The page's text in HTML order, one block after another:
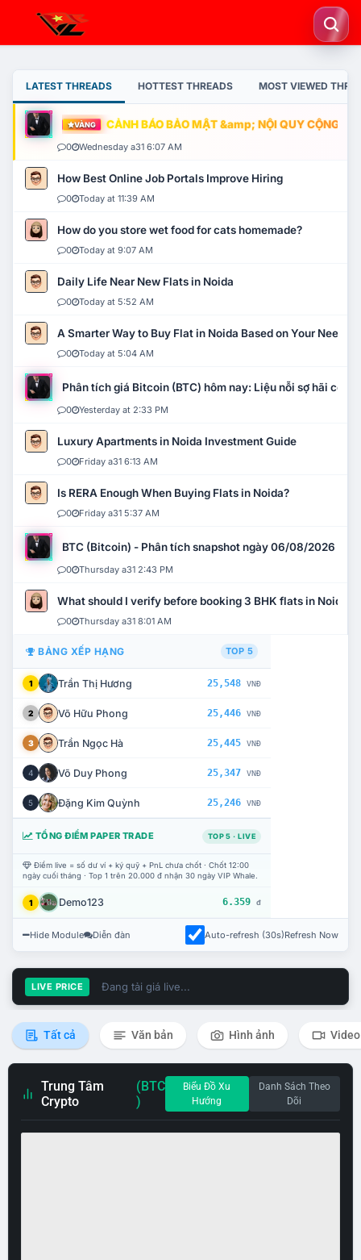
LATEST THREADS HOTTEST THREADS MOST VIEWED
VÀNG CẢNH BÁO BẢO MẬT &amp; NỘI QUY CỘNG
0 Wednesday a31 6:07 AM
How Best Online Job Portals Improve Hiring
0 Today at 11:39 AM
How do you store wet food for cats homemade?
0 Today at 9:07 AM
Daily Life Near New Flats in Noida
0 Today at 5:52 AM
A Smarter Way to Buy Flat in Noida Based on Your Needs
0 Today at 5:04 AM
Phân tích giá Bitcoin (BTC) hôm nay: Liệu nỗi sợ hãi có
0 Yesterday at 2:33 PM
Luxury Apartments in Noida Investment Guide
0 Friday a31 6:13 AM
Is RERA Enough When Buying Flats in Noida?
0 Friday a31 5:37 AM
BTC (Bitcoin) - Phân tích snapshot ngày 06/08/2026
0 Thursday a31 2:43 PM
What should I verify before booking 3 BHK flats in Noida?
0 Thursday a31 8:01 AM
BẢNG XẾP HẠNG TOP 5
1 Trần Thị Hương 25,548 VNĐ
2 Võ Hữu Phong 25,446 VNĐ
3 Trần Ngọc Hà 25,445 VNĐ
4 Võ Duy Phong 25,347 VNĐ
5 Đặng Kim Quỳnh 25,246 VNĐ
TỔNG ĐIỂM PAPER TRADE TOP 5 · LIVE
Điểm live = số dư ví + ký quỹ + PnL chưa chốt · Chốt 12:00
ngày cuối tháng · Top 1 trên 20.000 đ nhận 30 ngày VIP Whale.
1 Demo123 6.359 đ
Hide Module Diễn đàn Auto-refresh (30s)Refresh Now
LIVE PRICE Đang tải giá live...
Tất cả Văn bản Hình ảnh Video
Trung Tâm
Crypto
(BTC
)
Biểu Đồ Xu
Hướng
Danh Sách Theo
Dõi